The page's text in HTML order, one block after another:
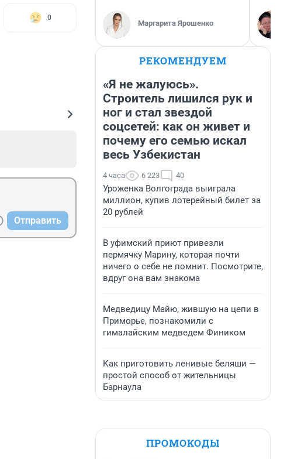
0
Отправить
Маргарита Ярошенко
РЕКОМЕНДУЕМ
«Я не жалуюсь».
Строитель лишился рук и
ног и стал звездой
соцсетей: как он живет и
почему его семью искал
весь Узбекистан
4 часа 6 223 40
Уроженка Волгограда выиграла
миллион, купив лотерейный билет за
20 рублей
В уфимский приют привезли
пермячку Марину, которая почти
ничего о себе не помнит. Посмотрите,
вдруг она вам знакома
Медведицу Майю, жившую на цепи в
Приморье, познакомили с
гималайским медведем Фиником
Как приготовить ленивые беляши —
простой способ от жительницы
Барнаула
ПРОМОКОДЫ